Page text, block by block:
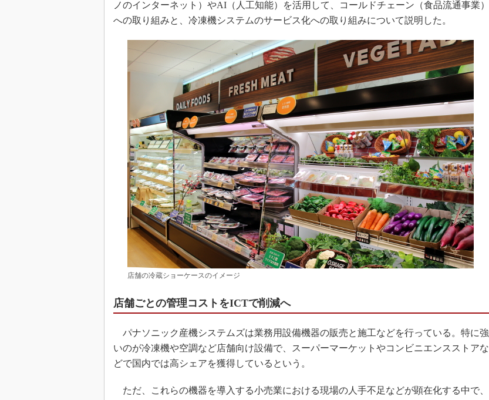
イノベーション
メイドインジャパン
植物工場
知財マネジメント
海外生産
グローバル設計・開発
制御セキュリティ
新型コロナへの対応
ノのインターネット）やAI（人工知能）を活用して、コールドチェーン（食品流通事業）
への取り組みと、冷凍機システムのサービス化への取り組みについて説明した。
店舗の冷蔵ショーケースのイメージ
店舗ごとの管理コストをICTで削減へ
パナソニック産機システムズは業務用設備機器の販売と施工などを行っている。特に強
いのが冷凍機や空調など店舗向け設備で、スーパーマーケットやコンビニエンスストアな
どで国内では高シェアを獲得しているという。
ただ、これらの機器を導入する小売業における現場の人手不足などが顕在化する中で、